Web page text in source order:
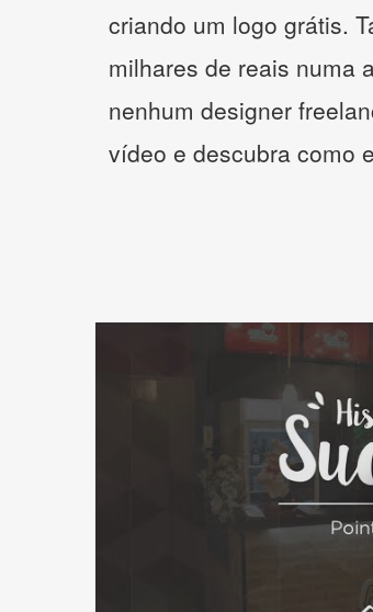
criando um logo grátis.
milhares de reais numa
nenhum designer
vídeo e descubra como